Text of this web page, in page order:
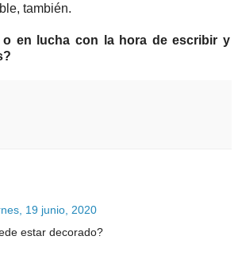
también.
o en lucha con la hora de escribir y
19 junio, 2020
estar decorado?